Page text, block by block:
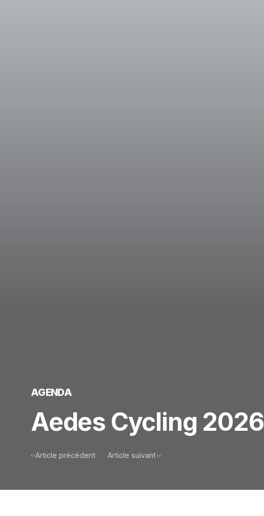
AGENDA
Aedes Cycling 2026
Article précédent Article suivant